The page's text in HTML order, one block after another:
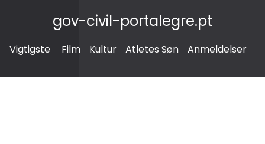
gov-civil-portalegre.pt
Vigtigste Film Kultur Atletes Søn Anmeldelser